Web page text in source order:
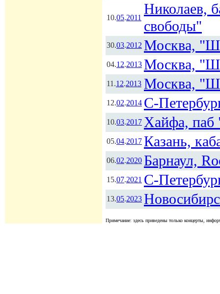
10.05.2011
Николаев,
свободы"
30.03.2012 Москва,
04.12.2013 Москва,
11.12.2013 Москва,
12.02.2014 С-
10.03.2017 Хайфа, паб
05.04.2017 Казань,
06.02.2020 Барнаул,
15.07.2021 С-
13.05.2023
Примечание: здесь приведены только концерты,